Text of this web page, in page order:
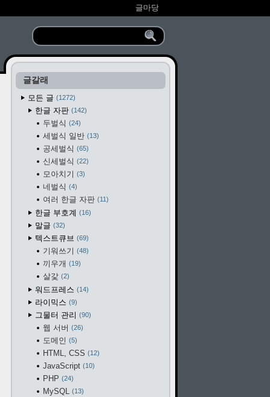
글마당
글갈래
모든 글
1272
한글 자판 142
두벌식 24
세벌식 일반 13
공세벌식 65
신세벌식 22
모아치기 3
네벌식 4
여러 한글 자판 11
한글 부호계 16
말글 32
텍스트큐브 69
기워쓰기 48
끼우개 19
살갗 2
워드프레스 14
라이믹스 9
그물터 관리 90
웹 서버 26
도메인 5
HTML, CSS 12
JavaScript 10
PHP 24
MySQL 13